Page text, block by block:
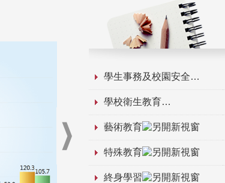
學生事務及校園安全
學校衛生教育
藝術教育
特殊教育
終身學習